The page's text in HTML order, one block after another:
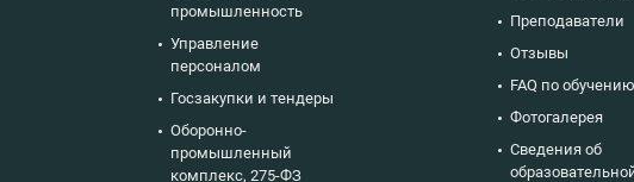
промышленность
Управление
персоналом
Госзакупки и тендеры
Оборонно-
промышленный
комплекс, 275-ФЗ
Преподаватели
Отзывы
FAQ по обучению
Фотогалерея
Сведения об